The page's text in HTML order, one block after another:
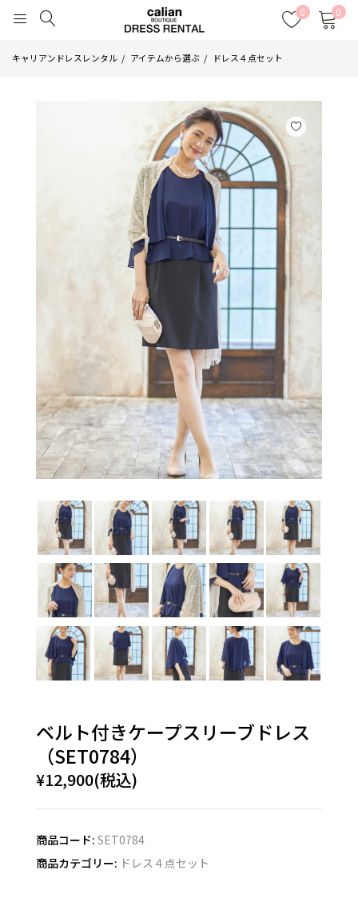
0 0
キャリアンドレスレンタル アイテムから選ぶ ドレス４点セット
ベルト付きケープスリーブドレス
（SET0784）
¥12,900(税込)
商品コード: SET0784
商品カテゴリー: ドレス４点セット